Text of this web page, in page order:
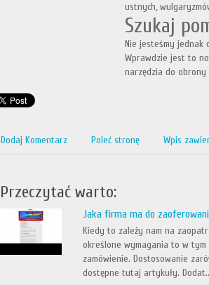
ustnych,
Szukaj
Nie jesteśmy jednak
Wprawdzie jest to
narzędzia do obrony
Dodaj Komentarz Poleć stronę Wpis
Przeczytać warto:
Jaka firma ma do
Kiedy to zależy nam na
określone wymagania to w
zamówienie. Dostosowanie
dostępne tutaj artykuły.